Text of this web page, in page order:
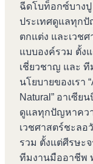
ฉีดโบท็อกซ์บาง
ประเทศดูแลทุก
ตกแต่ง และเวช
แบบองค์รวม ตั้ง
เชี่ยวชาญ และ ที
นโยบายของเรา
Natural” อาเซี
ดูแลทุกปัญหาคว
เวชศาสตร์ชะล
รวม ตั้งแต่ศีรษะ
ทีมงานมืออาชีพ